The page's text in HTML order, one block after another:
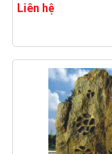
Liên hệ